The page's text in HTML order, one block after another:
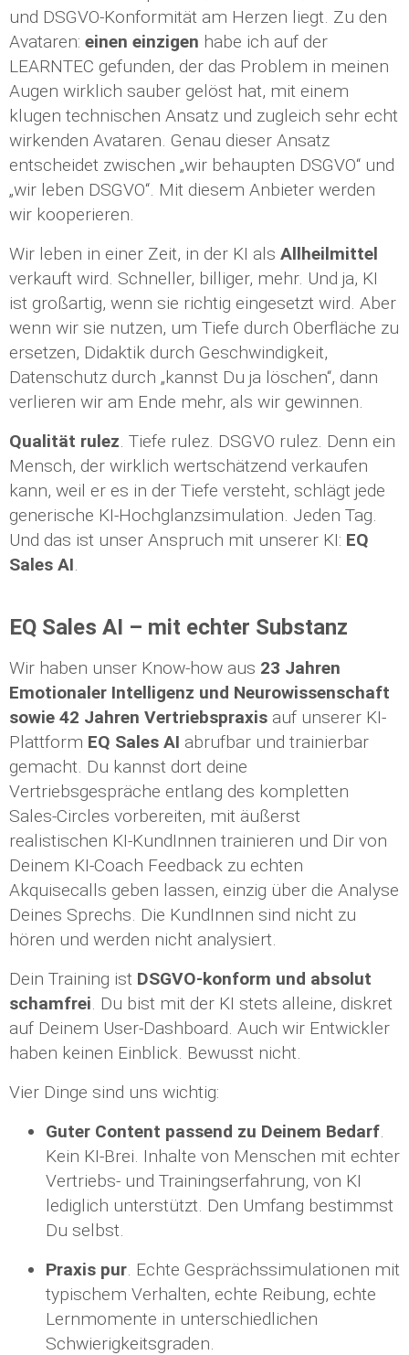
und DSGVO-Konformität am Herzen liegt. Zu den
Avataren: einen einzigen habe ich auf der
LEARNTEC gefunden, der das Problem in meinen
Augen wirklich sauber gelöst hat, mit einem
klugen technischen Ansatz und zugleich sehr echt
wirkenden Avataren. Genau dieser Ansatz
entscheidet zwischen „wir behaupten DSGVO“ und
„wir leben DSGVO“. Mit diesem Anbieter werden
wir kooperieren.
Wir leben in einer Zeit, in der KI als Allheilmittel
verkauft wird. Schneller, billiger, mehr. Und ja, KI
ist großartig, wenn sie richtig eingesetzt wird. Aber
wenn wir sie nutzen, um Tiefe durch Oberfläche zu
ersetzen, Didaktik durch Geschwindigkeit,
Datenschutz durch „kannst Du ja löschen“, dann
verlieren wir am Ende mehr, als wir gewinnen.
Qualität rulez . Tiefe rulez. DSGVO rulez. Denn ein
Mensch, der wirklich wertschätzend verkaufen
kann, weil er es in der Tiefe versteht, schlägt jede
generische KI-Hochglanzsimulation. Jeden Tag.
Und das ist unser Anspruch mit unserer KI: EQ
Sales AI
EQ Sales AI – mit echter Substanz
Wir haben unser Know-how aus 23 Jahren
Emotionaler Intelligenz und Neurowissenschaft
sowie 42 Jahren Vertriebspraxis auf unserer KI-
Plattform EQ Sales AI abrufbar und trainierbar
gemacht. Du kannst dort deine
Vertriebsgespräche entlang des kompletten
Sales-Circles vorbereiten, mit äußerst
realistischen KI-KundInnen trainieren und Dir von
Deinem KI-Coach Feedback zu echten
Akquisecalls geben lassen, einzig über die Analyse
Deines Sprechs. Die KundInnen sind nicht zu
hören und werden nicht analysiert.
Dein Training ist DSGVO-konform und absolut
schamfrei. Du bist mit der KI stets alleine, diskret
auf Deinem User-Dashboard. Auch wir Entwickler
haben keinen Einblick. Bewusst nicht.
Vier Dinge sind uns wichtig:
Guter Content passend zu Deinem Bedarf.
Kein KI-Brei. Inhalte von Menschen mit echter
Vertriebs- und Trainingserfahrung, von KI
lediglich unterstützt. Den Umfang bestimmst
Du selbst.
Praxis pur. Echte Gesprächssimulationen mit
typischem Verhalten, echte Reibung, echte
Lernmomente in unterschiedlichen
Schwierigkeitsgraden.